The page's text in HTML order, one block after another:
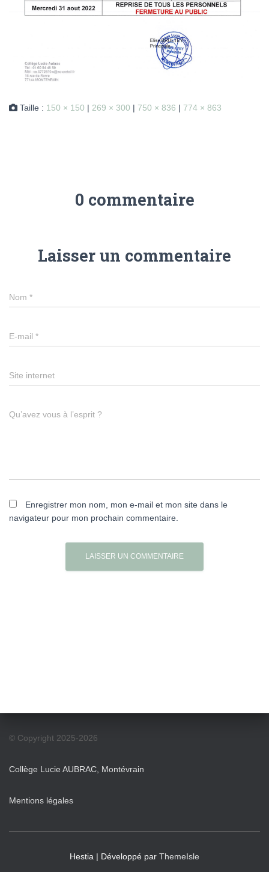
Taille : 150 × 150 | 269 × 300 | 750 × 836 | 774 × 863
0 commentaire
Laisser un commentaire
Nom *
E-mail *
Site internet
Qu’avez vous à l’esprit ?
Enregistrer mon nom, mon e-mail et mon site dans le
navigateur pour mon prochain commentaire.
© Copyright 2025-2026
Collège Lucie AUBRAC, Montévrain
Mentions légales
Hestia | Développé par ThemeIsle